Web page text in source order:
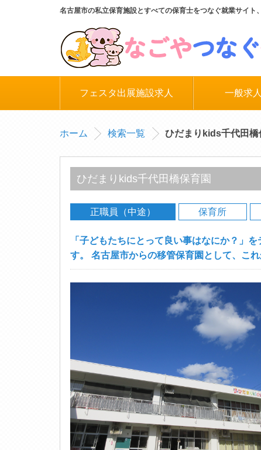
名古屋市の私立保育施設とすべての保育士をつなぐ就業サイト
フェスタ出展施設求人 一般求人
ホーム 検索一覧 ひだまりkids千代田橋
ひだまりkids千代田橋保育園
正職員（中途） 保育所
「子どもたちにとって良い事はなにか？」
す。 名古屋市からの移管保育園として、こ